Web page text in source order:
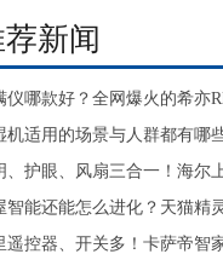
新闻
仪哪款好？全网爆火的希亦
碑炸裂！
机适用的场景与人群都有哪
生活空间
、护眼、风扇三合一！海尔
风扇灯
智能还能怎么进化？天猫精
遥控器、开关多！卡萨帝智